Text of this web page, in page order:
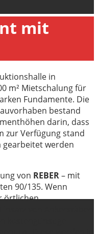
mit
in
m² Mietschalung für
Fundamente. Die
bestand
darin, dass
zur Verfügung stand
werden
von REBER– mit
90/135. Wenn
örtlichen
von Ankerstäben
kostengünstige